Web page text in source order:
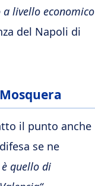
a livello economico
del Napoli di
il punto anche
se ne
quello di